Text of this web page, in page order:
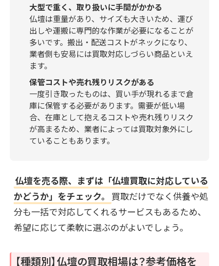
大型で重く、取り扱いに手間がかかる
仏壇は重量があり、サイズも大きいため、運び
出しや運搬に専門的な作業が必要になることが
多いです。搬出・配送コストがネックになり、
業者側も安易には買取対応しづらい商品といえ
ます。
保管コストや売れ残りリスクがある
一度引き取ったものは、買い手が現れるまで倉
庫に保管する必要があります。需要が低い場
合、在庫として抱えるコストや売れ残りリスク
が高まるため、業者によっては買取対象外にし
ていることもあります。
仏壇を売る際、まずは「仏壇買取に対応している
かどうか」をチェック。
買取だけでなく供養や処
分も一括で対応してくれるサービスもあるため、
希望に応じて柔軟に選ぶのがよいでしょう。
【種類別】仏壇の買取相場は？参考価格を